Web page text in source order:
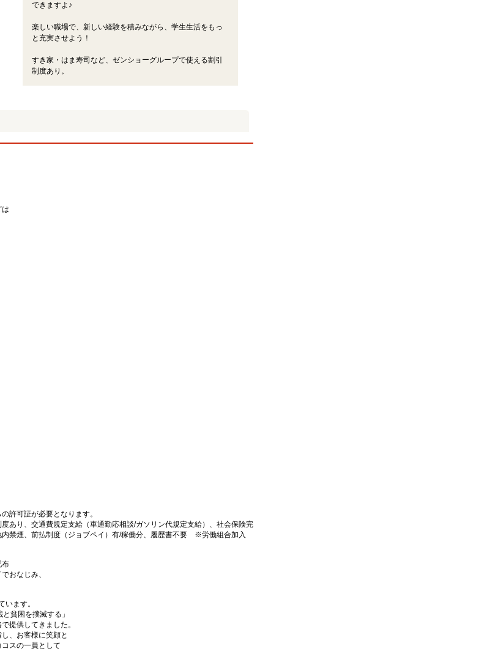
できますよ♪
楽しい職場で、新しい経験を積みながら、学生生活をもっ
と充実させよう！
すき家・はま寿司など、ゼンショーグループで使える割引
制度あり。
許可証が必要となります。
あり、交通費規定支給（車通勤応相談/ガソリン代規定支給）、社会保険完
禁煙、前払制度（ジョブペイ）有/稼働分、履歴書不要 ※労働組合加入
布
おなじみ、
ます。
貧困を撲滅する」
提供してきました。
、お客様に笑顔と
スの一員として